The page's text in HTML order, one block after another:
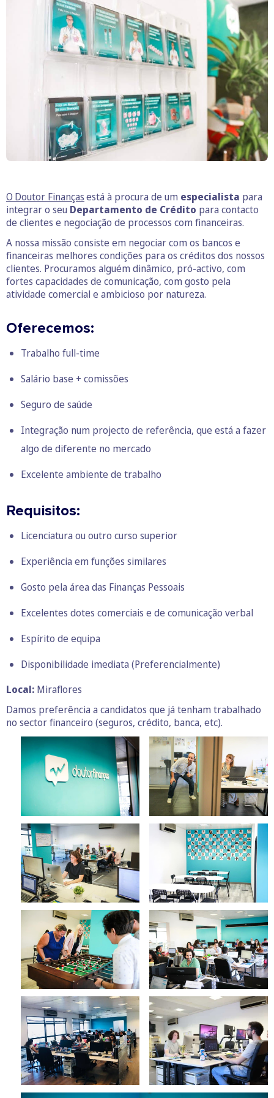
O Doutor Finançasestá à procura de um especialista para
integrar o seu Departamento de Crédito para contacto
de clientes e negociação de processos com financeiras.
A nossa missão consiste em negociar com os bancos e
financeiras melhores condições para os créditos dos nossos
clientes. Procuramos alguém dinâmico, pró-activo, com
fortes capacidades de comunicação, com gosto pela
atividade comercial e ambicioso por natureza.
Oferecemos:
Trabalho full-time
Salário base + comissões
Seguro de saúde
Integração num projecto de referência, que está a fazer
algo de diferente no mercado
Excelente ambiente de trabalho
Requisitos:
Licenciatura ou outro curso superior
Experiência em funções similares
Gosto pela área das Finanças Pessoais
Excelentes dotes comerciais e de comunicação verbal
Espírito de equipa
Disponibilidade imediata (Preferencialmente)
Local: Miraflores
Damos preferência a candidatos que já tenham trabalhado
no sector financeiro (seguros, crédito, banca, etc).